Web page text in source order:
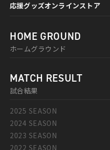
応援グッズオンラインストア
HOME GROUND
ホームグラウンド
MATCH RESULT
試合結果
2025 SEASON
2024 SEASON
2023 SEASON
2022 SEASON